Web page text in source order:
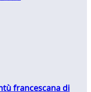
francescana di